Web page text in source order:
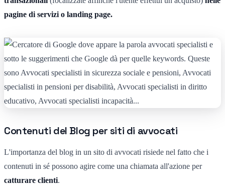
pagine di servizi o landing page.
Contenuti del Blog per siti di avvocati
L'importanza del blog in un sito di avvocati risiede nel fatto che i
contenuti in sé possono agire come una chiamata all'azione per
catturare clienti.